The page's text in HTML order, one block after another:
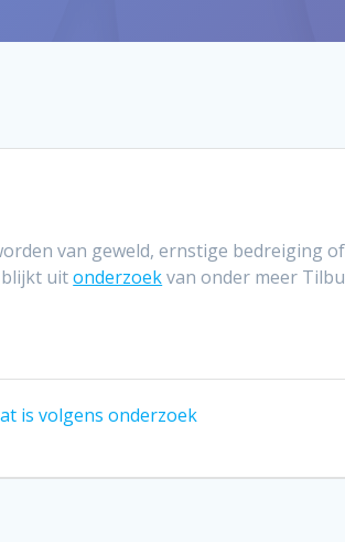
van geweld, ernstige bedreiging
blijkt uitonderzoekvan onder meer
is volgens onderzoek